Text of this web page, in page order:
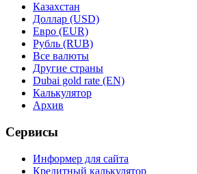
Казахстан
Доллар (USD)
Евро (EUR)
Рубль (RUB)
Все валюты
Другие страны
Dubai gold rate (EN)
Калькулятор
Архив
Сервисы
Информер для сайта
Кредитный калькулятор